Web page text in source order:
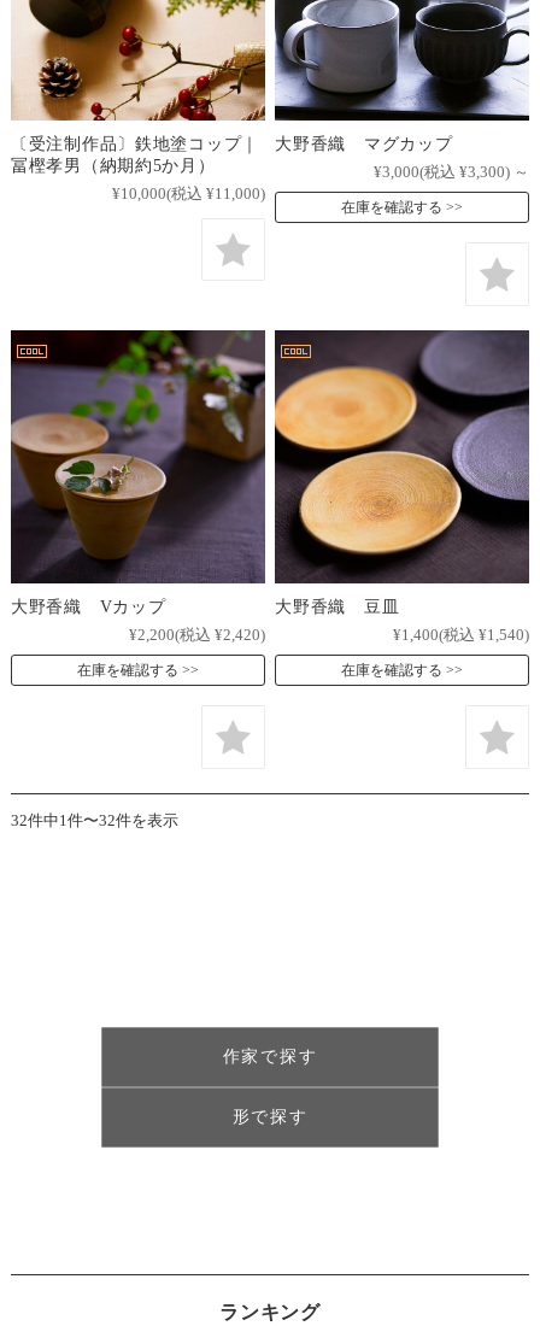
〔受注制作品〕鉄地塗コップ｜
冨樫孝男（納期約5か月）
¥10,000(税込 ¥11,000)
大野香織 マグカップ
¥3,000(税込 ¥3,300) ～
在庫を確認する
大野香織 Vカップ
¥2,200(税込 ¥2,420)
在庫を確認する
大野香織 豆皿
¥1,400(税込 ¥1,540)
在庫を確認する
32件中1件〜32件を表示
作家で探す
形で探す
ランキング